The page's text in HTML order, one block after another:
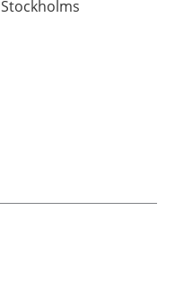
Stockholms